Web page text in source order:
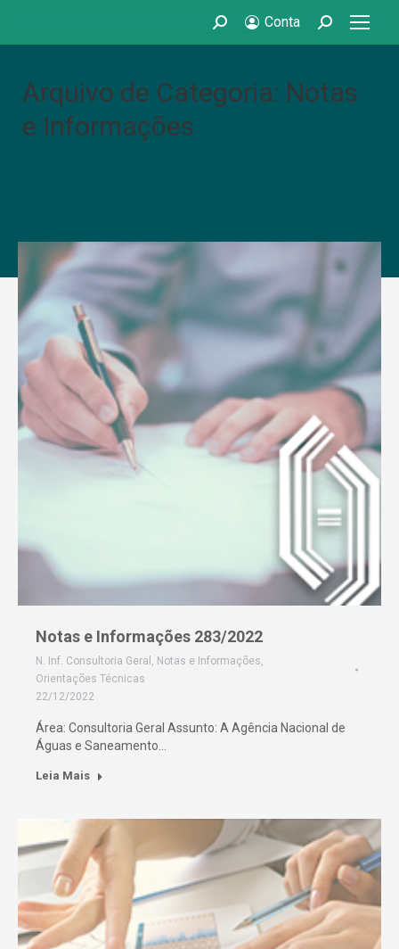
Search: Conta Search:
Arquivo de Categoria: Notas
e Informações
Notas e Informações 283/2022
N. Inf. Consultoria Geral , Notas e Informações,
Orientações Técnicas
22/12/2022
Área: Consultoria Geral Assunto: A Agência Nacional de
Águas e Saneamento…
Leia Mais